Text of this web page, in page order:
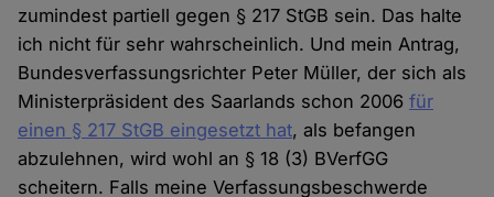
zumindest partiell gegen § 217 StGB sein. Das halte
ich nicht für sehr wahrscheinlich. Und mein Antrag,
Bundesverfassungsrichter Peter Müller, der sich als
Ministerpräsident des Saarlands schon 2006für
einen § 217 StGB eingesetzt hat, als befangen
abzulehnen, wird wohl an § 18 (3) BVerfGG
scheitern. Falls meine Verfassungsbeschwerde